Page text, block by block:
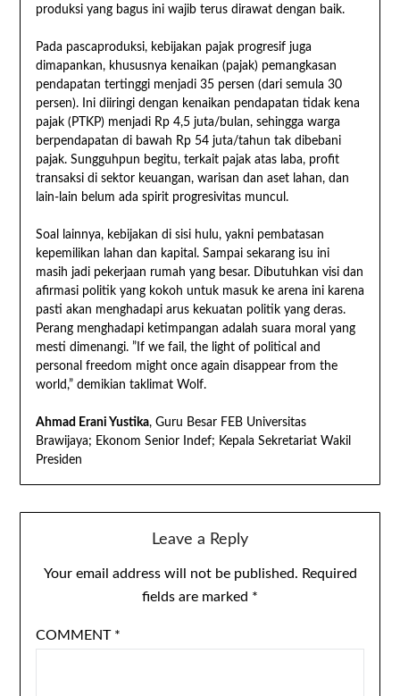
produksi yang bagus ini wajib terus dirawat dengan baik.
Pada pascaproduksi, kebijakan pajak progresif juga
dimapankan, khususnya kenaikan (pajak) pemangkasan
pendapatan tertinggi menjadi 35 persen (dari semula 30
persen). Ini diiringi dengan kenaikan pendapatan tidak kena
pajak (PTKP) menjadi Rp 4,5 juta/bulan, sehingga warga
berpendapatan di bawah Rp 54 juta/tahun tak dibebani
pajak. Sungguhpun begitu, terkait pajak atas laba, profit
transaksi di sektor keuangan, warisan dan aset lahan, dan
lain-lain belum ada spirit progresivitas muncul.
Soal lainnya, kebijakan di sisi hulu, yakni pembatasan
kepemilikan lahan dan kapital. Sampai sekarang isu ini
masih jadi pekerjaan rumah yang besar. Dibutuhkan visi dan
afirmasi politik yang kokoh untuk masuk ke arena ini karena
pasti akan menghadapi arus kekuatan politik yang deras.
Perang menghadapi ketimpangan adalah suara moral yang
mesti dimenangi. ”If we fail, the light of political and
personal freedom might once again disappear from the
world,” demikian taklimat Wolf.
Ahmad Erani Yustika, Guru Besar FEB Universitas
Brawijaya; Ekonom Senior Indef; Kepala Sekretariat Wakil
Presiden
Leave a Reply
Your email address will not be published. Required
fields are marked *
COMMENT *